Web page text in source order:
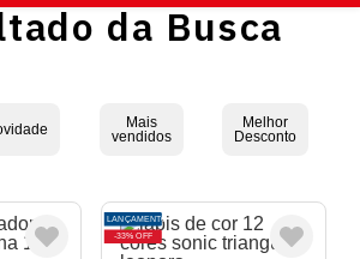
da Busca
Mais
vendidos
Melhor
Desconto
LANÇAMENTO
33% OFF